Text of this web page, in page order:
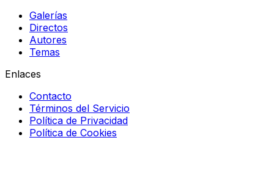
Galerías
Directos
Autores
Temas
Enlaces
Contacto
Términos del Servicio
Política de Privacidad
Política de Cookies